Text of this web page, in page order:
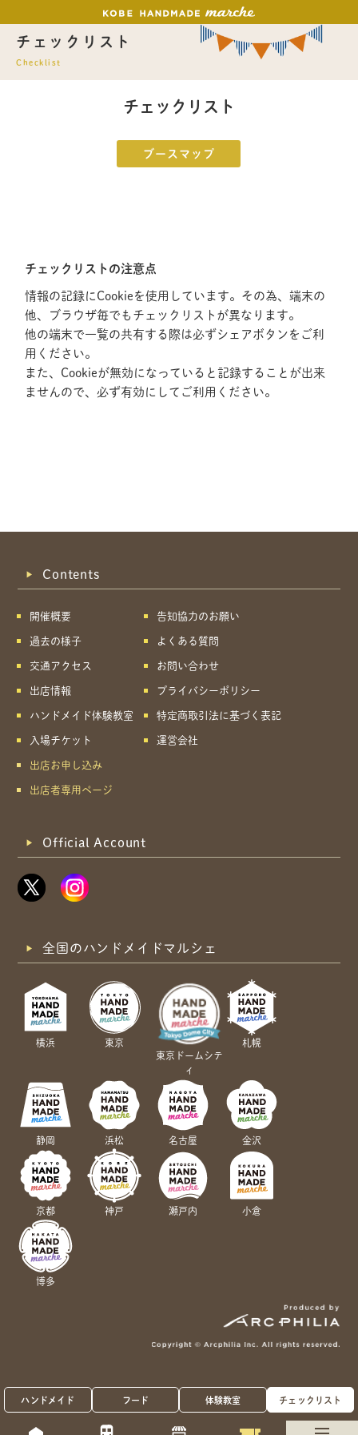
ハンドメイド フード 体験教室 チェックリスト
チェックリスト
Checklist
チェックリスト
ブースマップ
チェックリストの注意点
情報の記録にCookieを使用しています。その為、端末の
他、ブラウザ毎でもチェックリストが異なります。
他の端末で一覧の共有する際は必ずシェアボタンをご利
用ください。
また、Cookieが無効になっていると記録することが出来
ませんので、必ず有効にしてご利用ください。
Contents
開催概要
過去の様子
交通アクセス
出店情報
ハンドメイド体験教室
入場チケット
出店お申し込み
出店者専用ページ
告知協力のお願い
よくある質問
お問い合わせ
プライバシーポリシー
特定商取引法に基づく表記
運営会社
Official Account
全国のハンドメイドマルシェ
横浜
東京
東京ドームシテ
ィ
札幌
静岡 浜松 名古屋 金沢
京都 神戸 瀬戸内 小倉
博多